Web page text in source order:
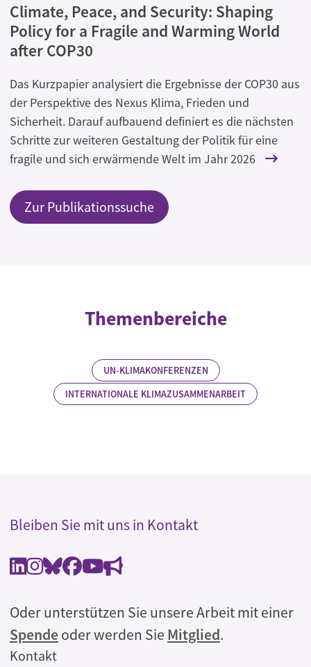
Climate, Peace, and Security: Shaping
Policy for a Fragile and Warming World
after COP30
Das Kurzpapier analysiert die Ergebnisse der COP30 aus
der Perspektive des Nexus Klima, Frieden und
Sicherheit. Darauf aufbauend definiert es die nächsten
Schritte zur weiteren Gestaltung der Politik für eine
fragile und sich erwärmende Welt im Jahr 2026
Zur Publikationssuche
Themenbereiche
UN-KLIMAKONFERENZEN
INTERNATIONALE KLIMAZUSAMMENARBEIT
Bleiben Sie mit uns in Kontakt
Oder unterstützen Sie unsere Arbeit mit einer
Spendeoder werden Sie Mitglied.
Rechtliches
Kontakt